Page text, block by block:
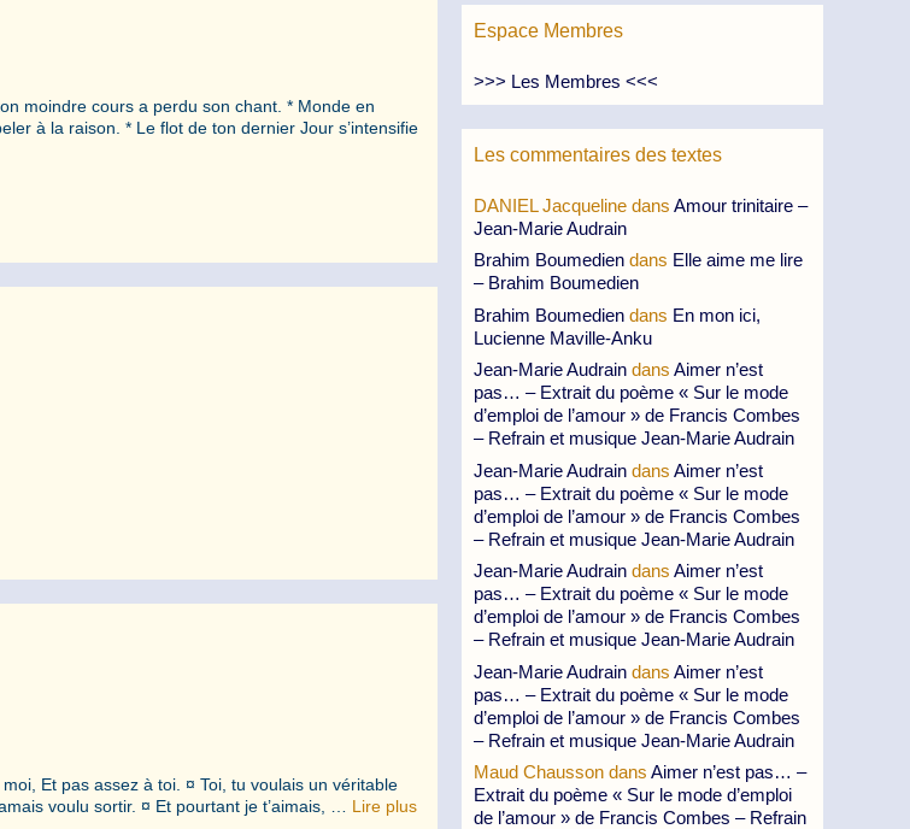
moindre cours a perdu son chant. * Monde en
à la raison. * Le flot de ton dernier Jour s’intensifie
Et pas assez à toi. ¤ Toi, tu voulais un véritable
voulu sortir. ¤ Et pourtant je t’aimais, … Lire plus
Espace Membres
>>> Les Membres <<<
Les commentaires des textes
DANIEL Jacqueline dans Amour trinitaire –
Jean-Marie Audrain
Brahim Boumedien dans Elle aime me lire
– Brahim Boumedien
Brahim Boumedien dans En mon ici,
Lucienne Maville-Anku
Jean-Marie Audrain dans Aimer n’est
pas… – Extrait du poème « Sur le mode
d’emploi de l’amour » de Francis Combes
– Refrain et musique Jean-Marie Audrain
Jean-Marie Audrain dans Aimer n’est
pas… – Extrait du poème « Sur le mode
d’emploi de l’amour » de Francis Combes
– Refrain et musique Jean-Marie Audrain
Jean-Marie Audrain dans Aimer n’est
pas… – Extrait du poème « Sur le mode
d’emploi de l’amour » de Francis Combes
– Refrain et musique Jean-Marie Audrain
Jean-Marie Audrain dans Aimer n’est
pas… – Extrait du poème « Sur le mode
d’emploi de l’amour » de Francis Combes
– Refrain et musique Jean-Marie Audrain
Maud Chausson dans Aimer n’est pas… –
Extrait du poème « Sur le mode d’emploi
de l’amour » de Francis Combes – Refrain